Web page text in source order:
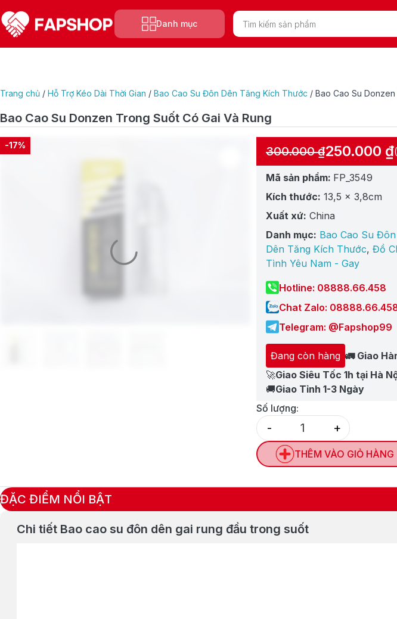
Danh mục
Tìm
kiếm
sản
Trang chủ / Hỗ Trợ Kéo Dài Thời Gian / Bao Cao Su Đôn Dên Tăng Kích Thước / Bao Cao Su
Bao Cao Su Donzen Trong Suốt Có Gai Và Rung
-17% 300.000₫
Giá
gốc
300.000 ₫.
250.000 ₫
Giá
hiện
là:
250.000 ₫.
Mã sản phẩm: FP_3549
Kích thước: 13,5 x 3,8cm
Xuất xứ: China
Danh mục: Bao Cao Su Đôn
Dên Tăng Kích Thước, Đồ
Tình Yêu Nam - Gay
Hotline: 08888.66.458
Chat Zalo:
Telegram: @Fapshop99
Đang còn hàng 🚛 Giao
🚀Giao Siêu Tốc 1h tại Hà
🚚Giao Tỉnh 1-3 Ngày
Số lượng:
Quantity
- +
THÊM VÀO GIỎ HÀNG
ĐẶC ĐIỂM NỔI BẬT
Chi tiết Bao cao su đôn dên gai rung đầu trong suốt